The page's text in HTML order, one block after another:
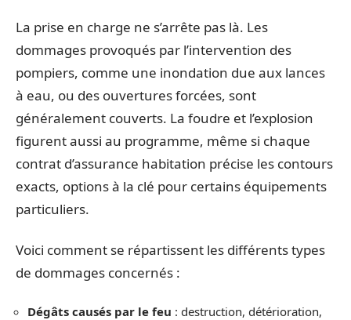
La prise en charge ne s’arrête pas là. Les
dommages provoqués par l’intervention des
pompiers, comme une inondation due aux lances
à eau, ou des ouvertures forcées, sont
généralement couverts. La foudre et l’explosion
figurent aussi au programme, même si chaque
contrat d’assurance habitation précise les contours
exacts, options à la clé pour certains équipements
particuliers.
Voici comment se répartissent les différents types
de dommages concernés :
Dégâts causés par le feu : destruction, détérioration,